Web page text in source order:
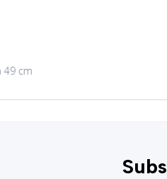
49 cm